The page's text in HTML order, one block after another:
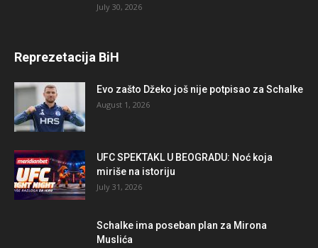
July 30, 2026
Reprezetacija BiH
Evo zašto Džeko još nije potpisao za Schalke
August 1, 2026
UFC SPEKTAKL U BEOGRADU: Noć koja
miriše na istoriju
July 31, 2026
Schalke ima poseban plan za Mirona
Muslića